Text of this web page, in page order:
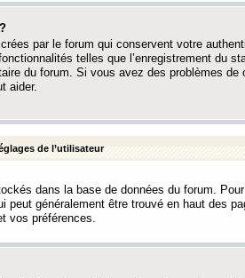
par le forum qui conservent votre
telles que l’enregistrement du
du forum. Si vous avez des problèmes de
aider.
de l’utilisateur
dans la base de données du forum.
peut généralement être trouvé en haut des
vos préférences.